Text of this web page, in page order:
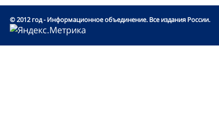
© 2012 год - Информационное объединение. Все издания России.